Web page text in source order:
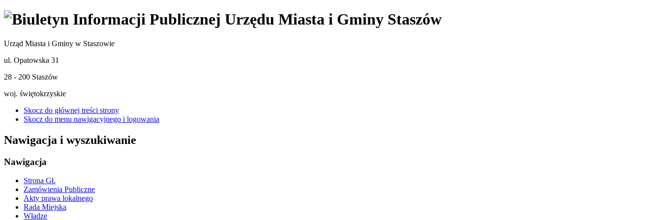
Urząd Miasta i Gminy w Staszowie
ul. Opatowska 31
28 - 200 Staszów
woj. świętokrzyskie
Skocz do głównej treści strony
Skocz do menu nawigacyjnego i logowania
Nawigacja i wyszukiwanie
Nawigacja
Strona Gł.
Zamówienia Publiczne
Akty prawa lokalnego
Rada Miejska
Władze